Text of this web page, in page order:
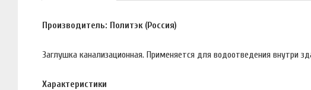
Производитель: Политэк (Россия)
Заглушка канализационная. Применяется для водоотведения внутри
Характеристики